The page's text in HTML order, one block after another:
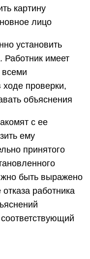
картину
лицо
установить
Работник имеет
всеми
проверки,
объяснения
с ее
ему
принятого
быть выражено
работника